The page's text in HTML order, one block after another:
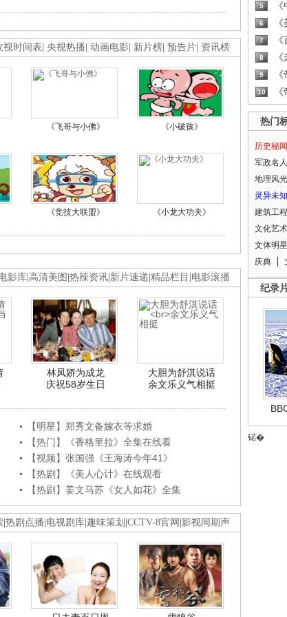
视时间表 央视热播 动画电影 新片榜 预告片 资讯榜
《飞哥与小佛》 《小破孩》
《竞技大联盟》 《小龙大功夫》
影库 高清美图 热辣资讯 新片速递 精品栏目 电影滚播
林凤娇为成龙
庆祝58岁生日
大胆为舒淇说话
余文乐义气相挺
【明星】郑秀文备嫁衣等求婚
【热门】《香格里拉》全集在线看
【视频】张国强《王海涛今年41》
【热剧】《美人心计》在线观看
【热剧】姜文马苏《女人如花》全集
热剧点播 电视剧库 趣味策划 CCTV-8官网 影视同期声
5
6
7
8
9
10
热门
历史秘闻
军政名人
地理风光
灵异未知
建筑工程
文化艺术
文体明星
庆典
纪录
锘�